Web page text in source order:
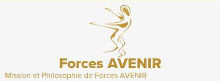
Forces AVENIR
Mission et Philosophie de Forces AVENIR